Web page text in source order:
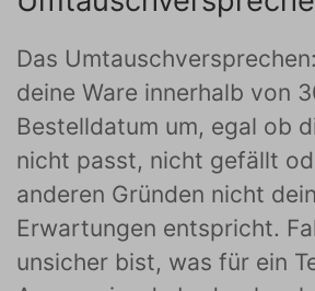
Das
deine Ware innerhalb von
Bestelldatum um, egal ob
nicht passt, nicht gefällt
anderen Gründen nicht
Erwartungen entspricht.
unsicher bist, was für ein